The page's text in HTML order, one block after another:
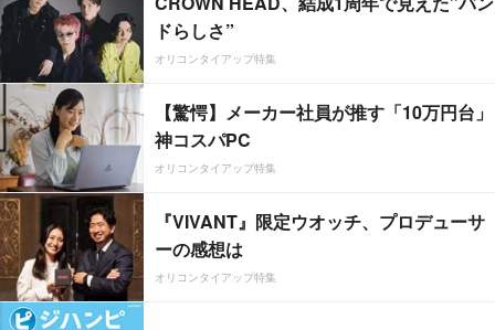
ドらしさ”
オリコンタイアップ特集
【驚愕】メーカー社員が推す「10万円台」
神コスパPC
オリコンタイアップ特集
『VIVANT』限定ウオッチ、プロデューサ
ーの感想は
オリコンタイアップ特集